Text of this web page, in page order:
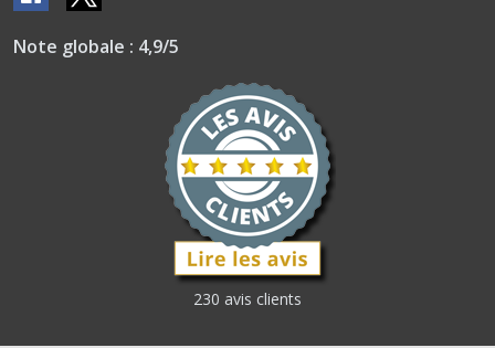
Note globale : 4,9/5
230 avis clients